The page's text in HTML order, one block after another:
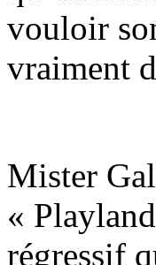
vouloir
vraiment
Mister
«
régressif